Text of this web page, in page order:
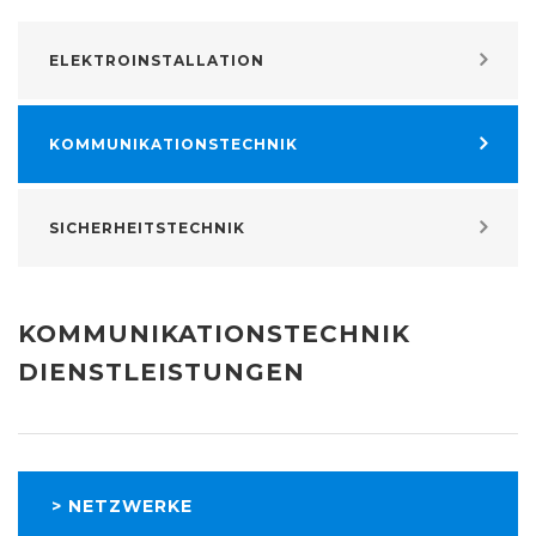
ELEKTROINSTALLATION
KOMMUNIKATIONSTECHNIK
SICHERHEITSTECHNIK
KOMMUNIKATIONSTECHNIK
DIENSTLEISTUNGEN
> NETZWERKE